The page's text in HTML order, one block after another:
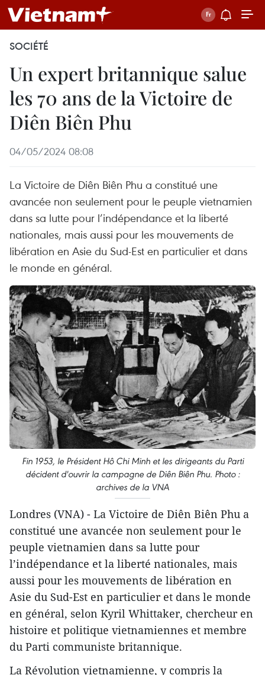
SOCIÉTÉ
Un expert britannique salue
les 70 ans de la Victoire de
Diên Biên Phu
04/05/2024 08:08
La Victoire de Diên Biên Phu a constitué une
avancée non seulement pour le peuple vietnamien
dans sa lutte pour l’indépendance et la liberté
nationales, mais aussi pour les mouvements de
libération en Asie du Sud-Est en particulier et dans
le monde en général.
Fin 1953, le Président Hô Chi Minh et les dirigeants du Parti
décident d'ouvrir la campagne de Diên Biên Phu. Photo :
archives de la VNA
Londres (VNA) - La Victoire de Diên Biên Phu a
constitué une avancée non seulement pour le
peuple vietnamien dans sa lutte pour
l’indépendance et la liberté nationales, mais
aussi pour les mouvements de libération en
Asie du Sud-Est en particulier et dans le monde
en général, selon Kyril Whittaker, chercheur en
histoire et politique vietnamiennes et membre
du Parti communiste britannique.
La Révolution vietnamienne, y compris la